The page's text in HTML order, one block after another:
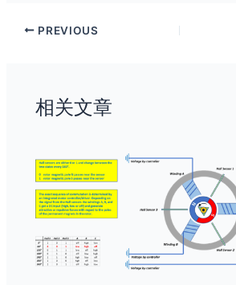
PREVIOUS
相关文章